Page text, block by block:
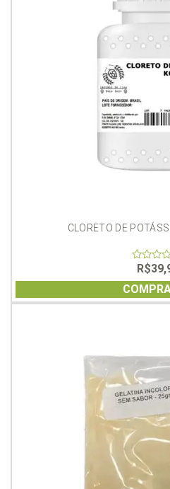
CLORETO DE
of
5
R$